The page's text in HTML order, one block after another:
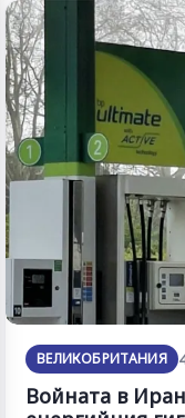
ВЕЛИКОБРИТАНИЯ
Войната в